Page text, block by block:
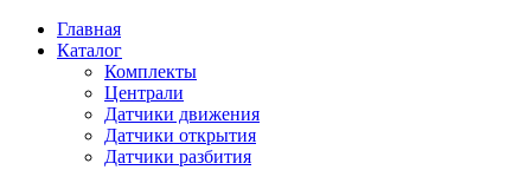
Главная
Каталог
Комплекты
Централи
Датчики движения
Датчики открытия
Датчики разбития